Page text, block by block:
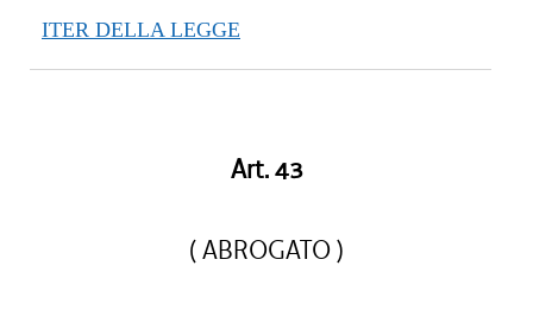
ITER DELLA LEGGE
Art. 43
( ABROGATO )